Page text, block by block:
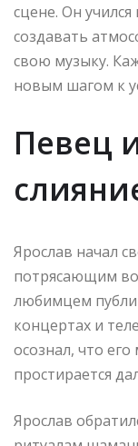
сцене. Он
создавать
свою музыку.
новым шагом к
Певец
Ярослав начал
потрясающим
любимцем
концертах и
осознал, что
простирается
Ярослав